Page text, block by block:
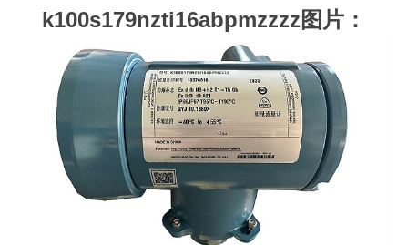
k100s179nzti16abpmzzzz图片：